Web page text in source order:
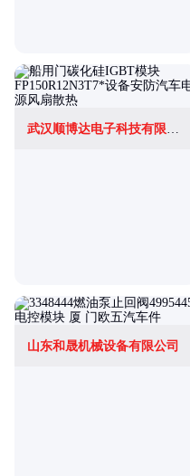
山东和晟机械设备有限公司